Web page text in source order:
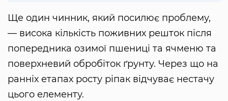
Ще один чинник, який посилює проблему,
— висока кількість поживних решток після
попередника озимої пшениці та ячменю та
поверхневий обробіток ґрунту. Через що на
ранніх етапах росту ріпак відчуває нестачу
цього елементу.